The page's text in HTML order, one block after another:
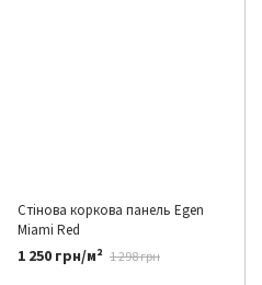
Стінова коркова панель Egen
Miami Red
1 250 грн/м² 1 298 грн